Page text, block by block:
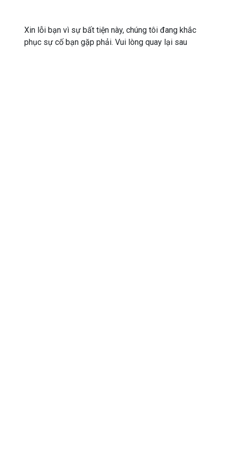
Xin lỗi bạn vì sự bất tiện này, chúng tôi đang khắc
phục sự cố bạn gặp phải. Vui lòng quay lại sau